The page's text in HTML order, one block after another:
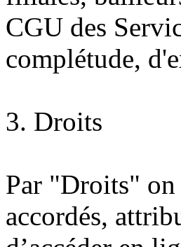
CGU des
complétude,
3. Droits
Par "Droits" on
accordés,